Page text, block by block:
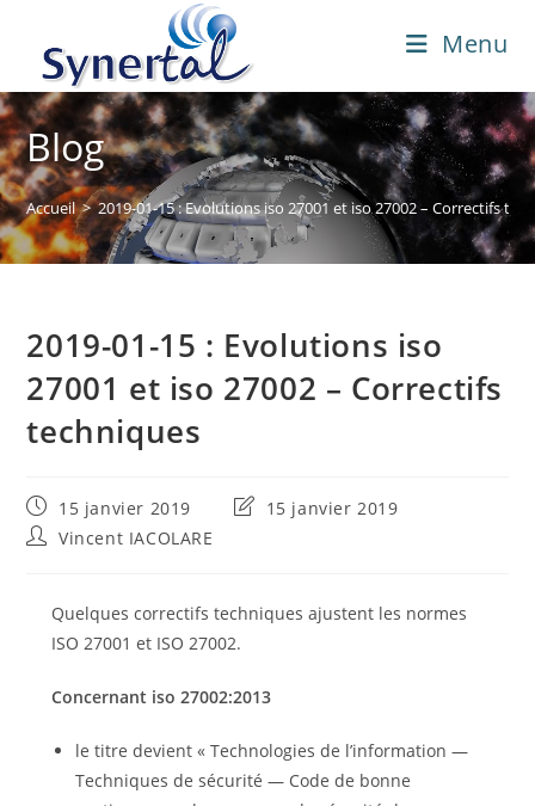
content
Menu
Blog
Accueil > 2019-01-15 : Evolutions iso 27001 et iso 27002 – Correctifs
2019-01-15 : Evolutions iso
27001 et iso 27002 – Correctifs
techniques
Publication
publiée :
15 janvier 2019
Dernière15 janvier 2019
Auteur/autrice
publication :
Vincent IACOLARE
Quelques correctifs techniques ajustent les normes
ISO 27001 et ISO 27002.
Concernant iso 27002:2013
le titre devient « Technologies de l’information —
Techniques de sécurité — Code de bonne